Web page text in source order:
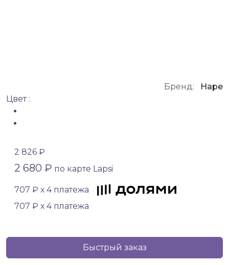
Бренд:
Hape
Цвет :
2 826 ₽
2 680 ₽ по карте Lapsi
707 ₽ х 4 платежа
707 ₽ х 4 платежа
Быстрый заказ